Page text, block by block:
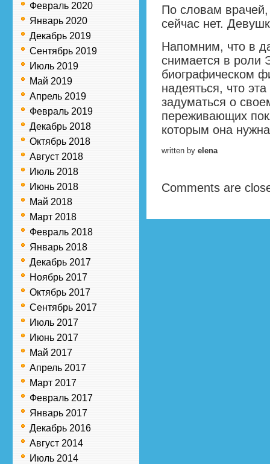
Февраль 2020
Январь 2020
Декабрь 2019
Сентябрь 2019
Июль 2019
Май 2019
Апрель 2019
Февраль 2019
Декабрь 2018
Октябрь 2018
Август 2018
Июль 2018
Июнь 2018
Май 2018
Март 2018
Февраль 2018
Январь 2018
Декабрь 2017
Ноябрь 2017
Октябрь 2017
Сентябрь 2017
Июль 2017
Июнь 2017
Май 2017
Апрель 2017
Март 2017
Февраль 2017
Январь 2017
Декабрь 2016
Август 2014
Июль 2014
По словам
сейчас нет.
Напомним, что в
снимается в роли
биографическом
надеяться, что
задуматься о
переживающих
которым она
written by elena
Comments are